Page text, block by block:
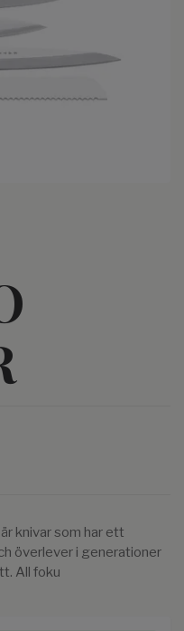
knivar som har ett
överlever i generationer
All foku